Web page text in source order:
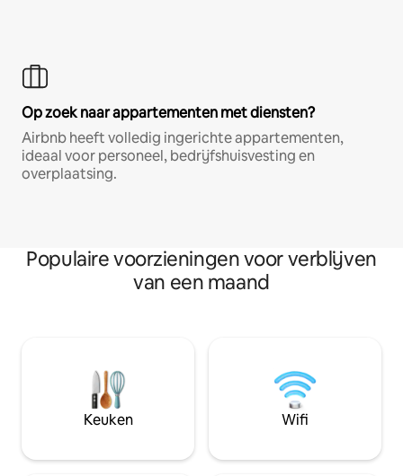
Op zoek naar appartementen met diensten?
Airbnb heeft volledig ingerichte appartementen,
ideaal voor personeel, bedrijfshuisvesting en
overplaatsing.
Populaire voorzieningen voor verblijven
van een maand
Keuken Wifi